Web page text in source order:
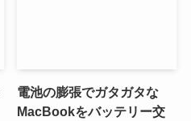
電池の膨張でガタガタな
MacBookをバッテリー交